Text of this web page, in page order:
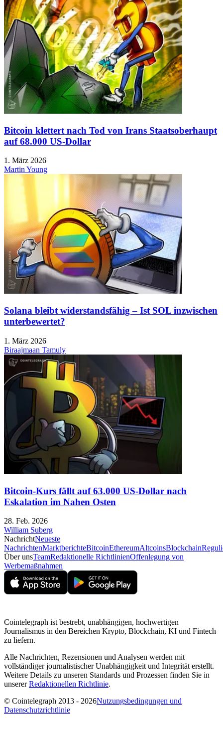
Bitcoin klettert nach Tod von Irans Staatsoberhaupt
auf 68.000 US-Dollar
1. März 2026
Martin Young
Solana bleibt widerstandsfähig – Ist SOL inzwischen
unterbewertet?
1. März 2026
Biraajmaan Tamuly
Bitcoin-Kurs fällt auf 63.000 US-Dollar nach
Eskalation im Nahen Osten
28. Feb. 2026
William Suberg
NachrichtNeueste
NachrichtenMarktberichteBitcoinEthereumAltcoinsBlockchain
Über unsTeamRedaktionelle RichtlinienOffenlegung von
Werbemaßnahmen
Cointelegraph ist bestrebt, unabhängigen, hochwertigen
Journalismus in den Bereichen Krypto, Blockchain, KI und Fintech
zu liefern.
Alle Nachrichten, Rezensionen und Analysen werden mit
vollständiger journalistischer Unabhängigkeit und Integrität erstellt.
Weitere Details zu unseren Standards und Prozessen finden Sie in
unsererRedaktionellen Richtlinie.
© Cointelegraph 2013 - 2026Nutzungsbedingungen und
Datenschutzrichtlinie